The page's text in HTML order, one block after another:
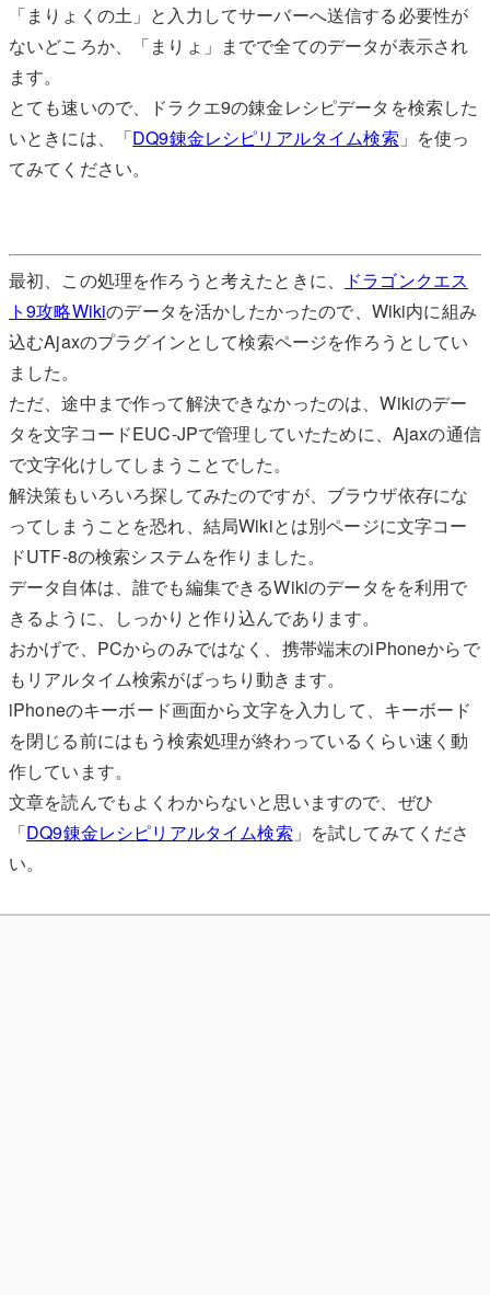
「まりょくの土」と入力してサーバーへ送信する必要性が
ないどころか、「まりょ」までで全てのデータが表示され
ます。
とても速いので、ドラクエ9の錬金レシピデータを検索した
いときには、「DQ9錬金レシピリアルタイム検索 」を使っ
てみてください。
最初、この処理を作ろうと考えたときに、
ドラゴンクエス
ト9攻略Wikiのデータを活かしたかったので、Wiki内に組み
込むAjaxのプラグインとして検索ページを作ろうとしてい
ました。
ただ、途中まで作って解決できなかったのは、Wikiのデー
タを文字コードEUC-JPで管理していたために、Ajaxの通信
で文字化けしてしまうことでした。
解決策もいろいろ探してみたのですが、ブラウザ依存にな
ってしまうことを恐れ、結局Wikiとは別ページに文字コー
ドUTF-8の検索システムを作りました。
データ自体は、誰でも編集できるWikiのデータをを利用で
きるように、しっかりと作り込んであります。
おかげで、PCからのみではなく、携帯端末のiPhoneからで
もリアルタイム検索がばっちり動きます。
iPhoneのキーボード画面から文字を入力して、キーボード
を閉じる前にはもう検索処理が終わっているくらい速く動
作しています。
文章を読んでもよくわからないと思いますので、ぜひ
「DQ9錬金レシピリアルタイム検索 」を試してみてくださ
い。